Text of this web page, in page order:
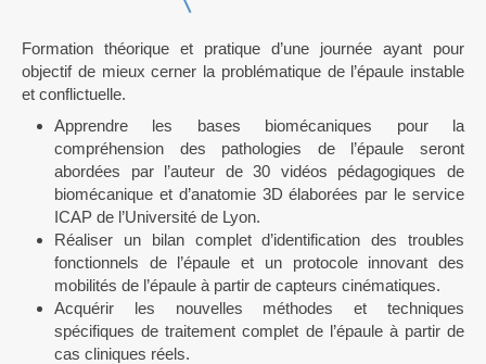
Formation théorique et pratique d’une journée ayant pour
objectif de mieux cerner la problématique de l’épaule instable
et conflictuelle.
Apprendre les bases biomécaniques pour la
compréhension des pathologies de l’épaule seront
abordées par l’auteur de 30 vidéos pédagogiques de
biomécanique et d’anatomie 3D élaborées par le service
ICAP de l’Université de Lyon.
Réaliser un bilan complet d’identification des troubles
fonctionnels de l’épaule et un protocole innovant des
mobilités de l’épaule à partir de capteurs cinématiques.
Acquérir les nouvelles méthodes et techniques
spécifiques de traitement complet de l’épaule à partir de
cas cliniques réels.